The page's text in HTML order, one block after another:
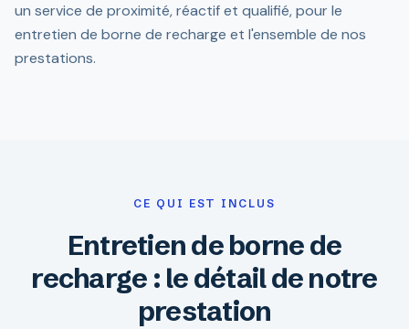
un service de proximité, réactif et qualifié, pour le
entretien de borne de recharge et l'ensemble de nos
prestations.
CE QUI EST INCLUS
Entretien de borne de
recharge : le détail de notre
prestation